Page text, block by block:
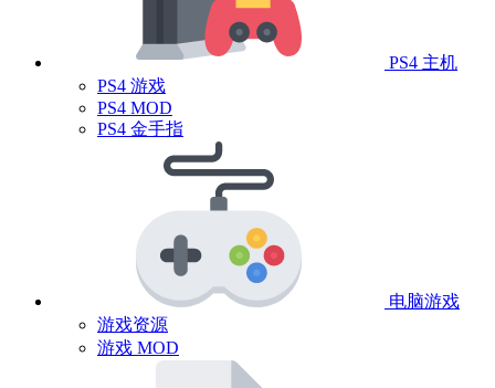
PS4 主机
PS4 游戏
PS4 MOD
PS4 金手指
电脑游戏
游戏资源
游戏 MOD